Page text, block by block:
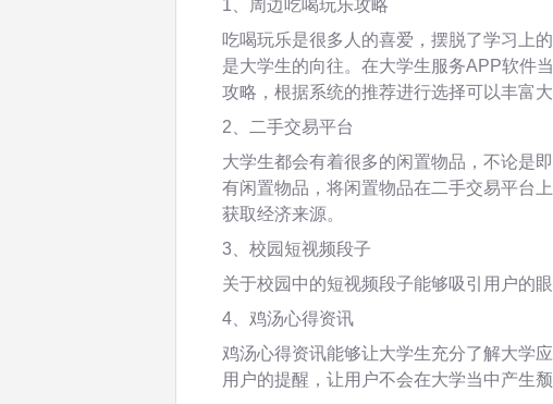
1、周边吃喝玩乐攻略
吃喝玩乐是很多人的喜爱，摆脱了学习上
是大学生的向往。在大学生服务APP软件
攻略，根据系统的推荐进行选择可以丰富大
2、二手交易平台
大学生都会有着很多的闲置物品，不论是
有闲置物品，将闲置物品在二手交易平台
获取经济来源。
3、校园短视频段子
关于校园中的短视频段子能够吸引用户的
4、鸡汤心得资讯
鸡汤心得资讯能够让大学生充分了解大学
用户的提醒，让用户不会在大学当中产生颓